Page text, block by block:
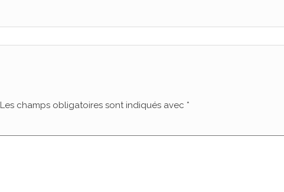
Les champs obligatoires sont indiqués avec *